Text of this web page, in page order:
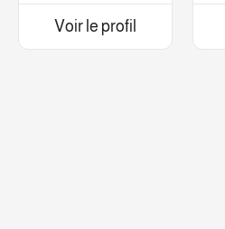
Voir le profil